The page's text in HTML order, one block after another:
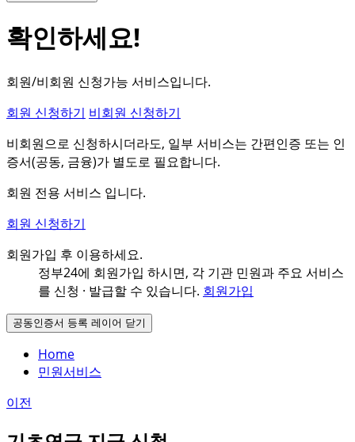
확인하세요!
회원/비회원 신청가능 서비스입니다.
회원 신청하기 비회원 신청하기
비회원으로 신청하시더라도, 일부 서비스는 간편인증 또는 인
증서(공동, 금융)가 별도로 필요합니다.
회원 전용 서비스 입니다.
회원 신청하기
회원가입 후 이용하세요.
정부24에 회원가입 하시면, 각 기관 민원과 주요 서비스
를 신청 · 발급할 수 있습니다. 회원가입
공동인증서 등록 레이어 닫기
Home
민원서비스
이전